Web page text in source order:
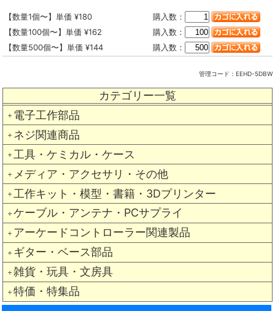
カテゴリー一覧
＋ 電子工作部品
＋ ネジ関連商品
＋ 工具・ケミカル・ケース
＋ メディア・アクセサリ・その他
＋ 工作キット・模型・書籍・3Dプリンター
＋ ケーブル・アンテナ・PCサプライ
＋ アーケードコントローラー関連製品
＋ ギター・ベース部品
＋ 雑貨・玩具・文房具
＋ 特価・特集品
【数量1個〜】単価 ¥180
購入数：
【数量100個〜】単価 ¥162
購入数：
【数量500個〜】単価 ¥144
購入数：
管理コード： EEHD-5DBW